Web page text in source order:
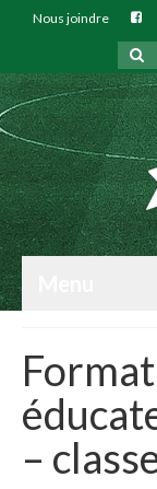
Nous joindre
:
TECHNIQUE
ARBITRES
–